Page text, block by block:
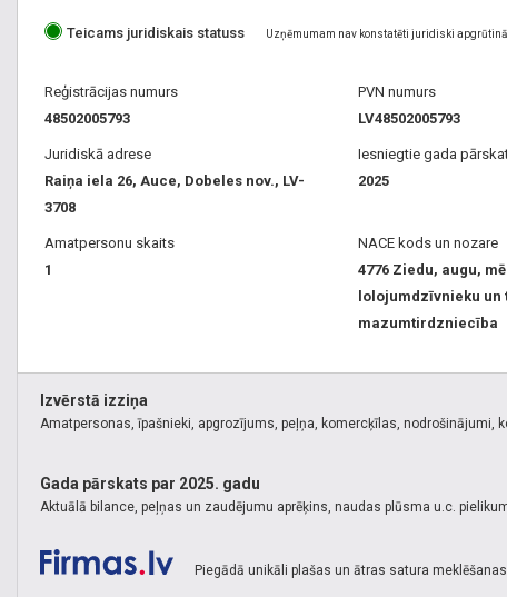
Teicams juridiskais statuss Uzņēmumam nav konstatēti juridiski
Reģistrācijas numurs
48502005793
PVN numurs
LV48502005793
Juridiskā adrese
Raiņa iela 26, Auce, Dobeles nov., LV-
3708
Iesniegtie gada
2025
Amatpersonu skaits
1
NACE kods un nozare
4776 Ziedu, augu,
lolojumdzīvnieku un
mazumtirdzniecība
Izvērstā izziņa
Amatpersonas, īpašnieki, apgrozījums, peļņa, komercķīlas, nodrošinājumi,
Gada pārskats par 2025. gadu
Aktuālā bilance, peļņas un zaudējumu aprēķins, naudas plūsma u.c.
Piegādā unikāli plašas un ātras satura